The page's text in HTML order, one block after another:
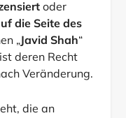
oder
die Seite des
„Javid Shah“
deren Recht
Veränderung.
die an